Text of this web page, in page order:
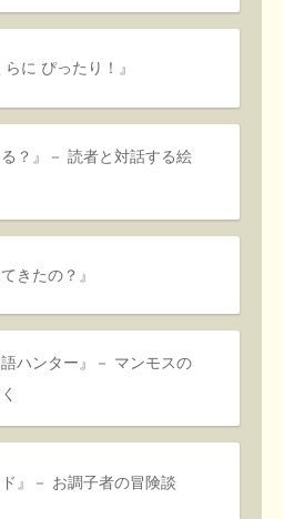
らに ぴったり！』
る？』－ 読者と対話する絵
てきたの？』
語ハンター』－ マンモスの
ド』－ お調子者の冒険談